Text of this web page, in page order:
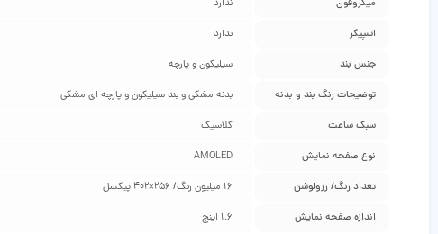
ندارد
اسپیکر ندارد
جنس بند سیلیکون و پارچه
توضیحات رنگ بند و بدنه بدنه مشکی و بند سیلیکون و پارچه ای مشکی
سبک ساعت کلاسیک
نوع صفحه نمایش AMOLED
تعداد رنگ/ رزولوشن 16 میلیون رنگ/ 256×402 پیکسل
اندازه صفحه نمایش 1.6 اینچ